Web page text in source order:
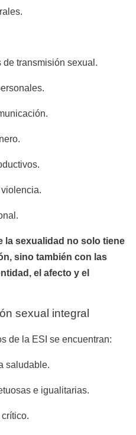
transmisión sexual.
la sexualidad no solo tiene
sino también con las
el afecto y el
sexual integral
de la ESI se encuentran:
saludable.
e igualitarias.